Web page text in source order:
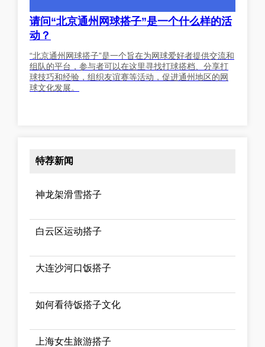
请问“北京通州网球搭子”是一个什么样的活
动？
“北京通州网球搭子”是一个旨在为网球爱好者提供交流和
组队的平台，参与者可以在这里寻找打球搭档、分享打
球技巧和经验，组织友谊赛等活动，促进通州地区的网
球文化发展。
特荐新闻
神龙架滑雪搭子
白云区运动搭子
大连沙河口饭搭子
如何看待饭搭子文化
上海女生旅游搭子